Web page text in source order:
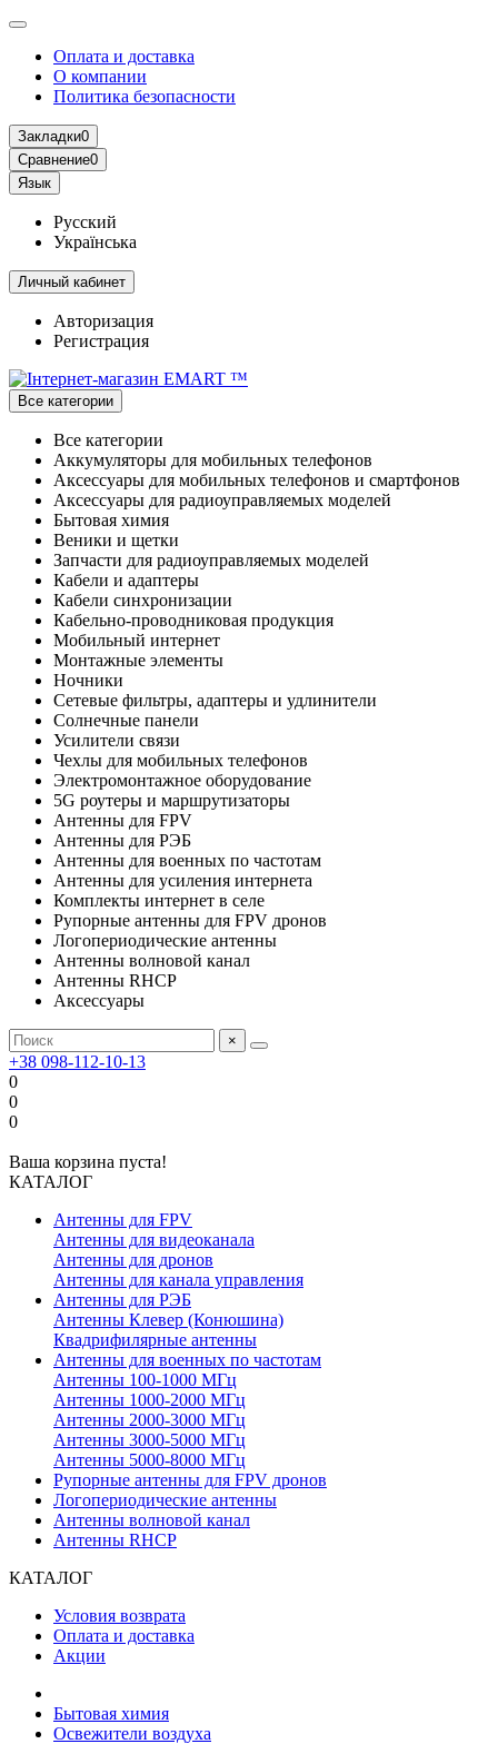
Оплата и доставка
О компании
Политика безопасности
Закладки0
Сравнение0
Язык
Русский
Українська
Личный кабинет
Авторизация
Регистрация
Все категории
Все категории
Аккумуляторы для мобильных телефонов
Аксессуары для мобильных телефонов и смартфонов
Аксессуары для радиоуправляемых моделей
Бытовая химия
Веники и щетки
Запчасти для радиоуправляемых моделей
Кабели и адаптеры
Кабели синхронизации
Кабельно-проводниковая продукция
Мобильный интернет
Монтажные элементы
Ночники
Сетевые фильтры, адаптеры и удлинители
Солнечные панели
Усилители связи
Чехлы для мобильных телефонов
Электромонтажное оборудование
5G роутеры и маршрутизаторы
Антенны для FPV
Антенны для РЭБ
Антенны для военных по частотам
Антенны для усиления интернета
Комплекты интернет в селе
Рупорные антенны для FPV дронов
Логопериодические антенны
Антенны волновой канал
Антенны RHCP
Аксессуары
×
+38 098-112-10-13
0
0
0
Ваша корзина пуста!
КАТАЛОГ
Антенны для FPV
Антенны для видеоканала
Антенны для дронов
Антенны для канала управления
Антенны для РЭБ
Антенны Клевер (Конюшина)
Квадрифилярные антенны
Антенны для военных по частотам
Антенны 100-1000 МГц
Антенны 1000-2000 МГц
Антенны 2000-3000 МГц
Антенны 3000-5000 МГц
Антенны 5000-8000 МГц
Рупорные антенны для FPV дронов
Логопериодические антенны
Антенны волновой канал
Антенны RHCP
КАТАЛОГ
Условия возврата
Оплата и доставка
Акции
Бытовая химия
Освежители воздуха